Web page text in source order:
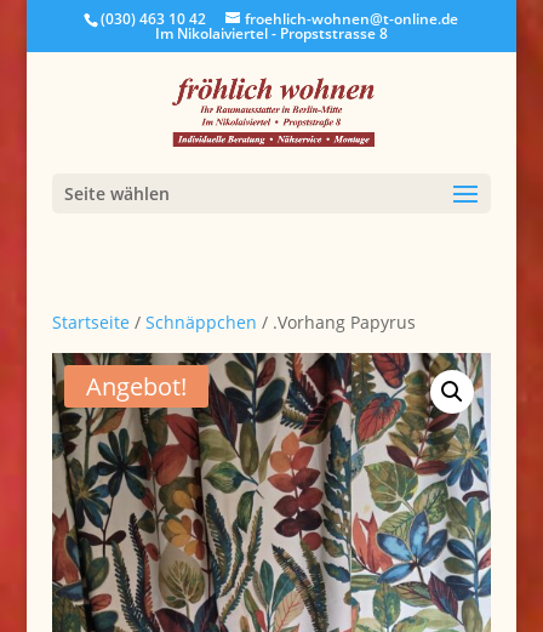
(030) 463 10 42 froehlich-wohnen@t-online.de
Im Nikolaiviertel - Propststrasse 8
Seite wählen
Startseite / Schnäppchen / .Vorhang Papyrus
Angebot!